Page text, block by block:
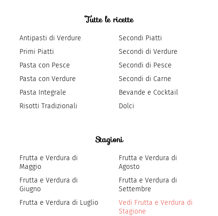
Tutte le ricette
Antipasti di Verdure
Primi Piatti
Pasta con Pesce
Pasta con Verdure
Pasta Integrale
Risotti Tradizionali
Secondi Piatti
Secondi di Verdure
Secondi di Pesce
Secondi di Carne
Bevande e Cocktail
Dolci
Stagioni
Frutta e Verdura di
Maggio
Frutta e Verdura di
Giugno
Frutta e Verdura di Luglio
Frutta e Verdura di
Agosto
Frutta e Verdura di
Settembre
Vedi Frutta e Verdura di
Stagione